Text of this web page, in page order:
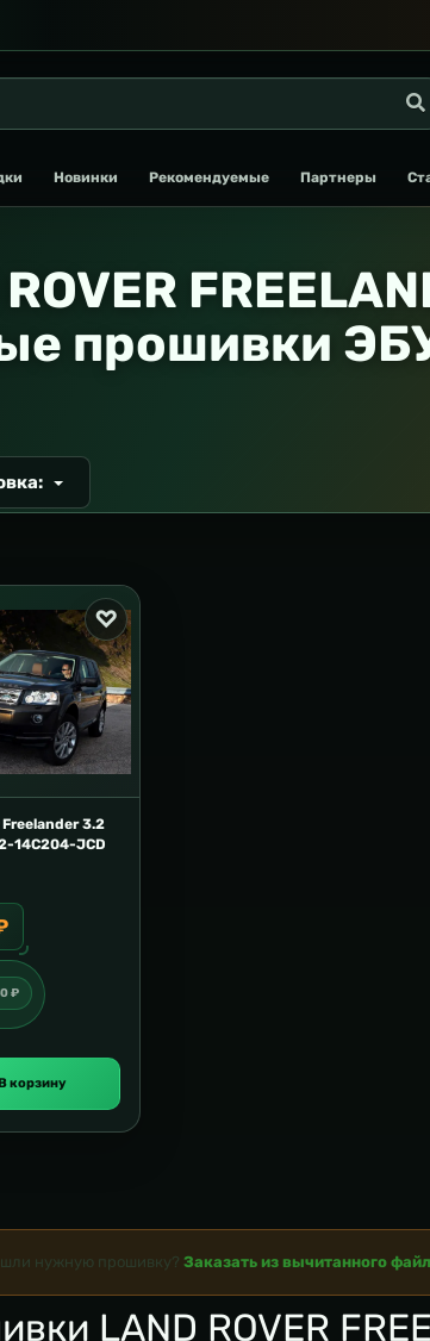
Новинки Рекомендуемые Партнеры
прошивки
3.2
14C204-JCD
₽
В корзину
нужную прошивку? Заказать из вычитанного
LAND ROVER